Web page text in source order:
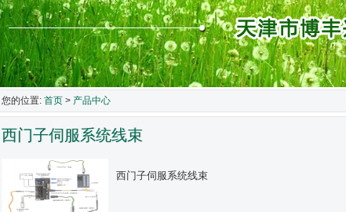
您的位置: 首页 > 产品中心
西门子伺服系统线束
西门子伺服系统线束